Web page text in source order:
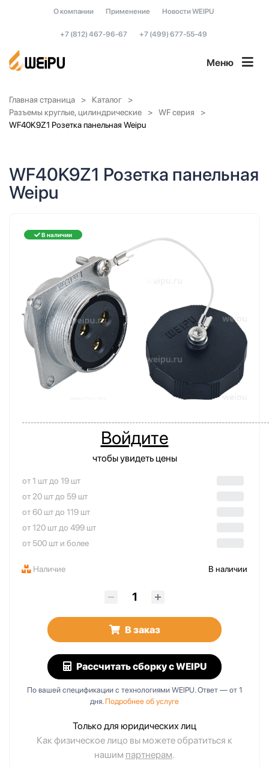
О компании Применение Новости WEIPU
+7 (812) 467-96-67 +7 (499) 677-55-49
Меню
Главная страница
Каталог
Разъемы круглые, цилиндрические
WF серия
WF40K9Z1 Розетка панельная Weipu
WF40K9Z1 Розетка панельная
Weipu
В наличии
Войдите
чтобы увидеть цены
от 1 шт до 19 шт
от 20 шт до 59 шт
от 60 шт до 119 шт
от 120 шт до 499 шт
от 500 шт и более
Наличие В наличии
В заказ
Рассчитать сборкус WEIPU
По вашей спецификации с технологиями WEIPU. Ответ — от 1
дня. Подробнее об услуге
Только для юридических лиц
Как физическое лицо вы можете обратиться к
нашим партнерам.